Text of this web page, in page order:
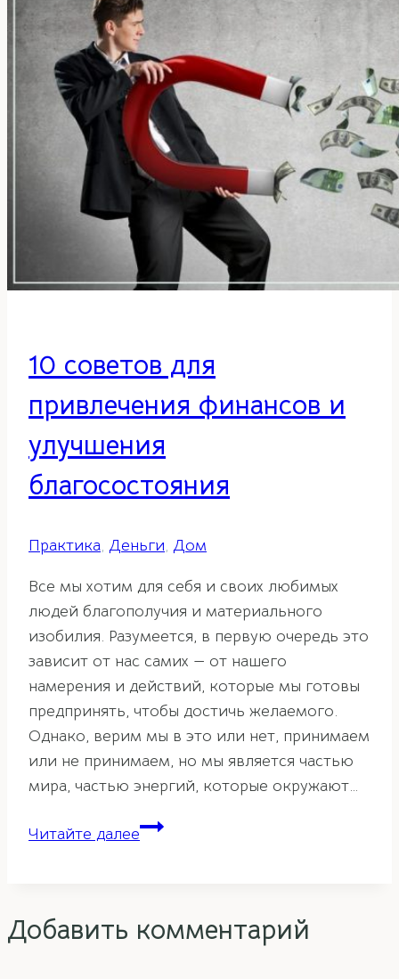
помощью
средств
фэн-
шуй
10 советов для
привлечения финансов и
улучшения
благосостояния
Практика, Деньги, Дом
Все мы хотим для себя и своих любимых
людей благополучия и материального
изобилия. Разумеется, в первую очередь это
зависит от нас самих — от нашего
намерения и действий, которые мы готовы
предпринять, чтобы достичь желаемого.
Однако, верим мы в это или нет, принимаем
или не принимаем, но мы является частью
мира, частью энергий, которые окружают…
Читайте далее10
финансов
Добавить комментарий